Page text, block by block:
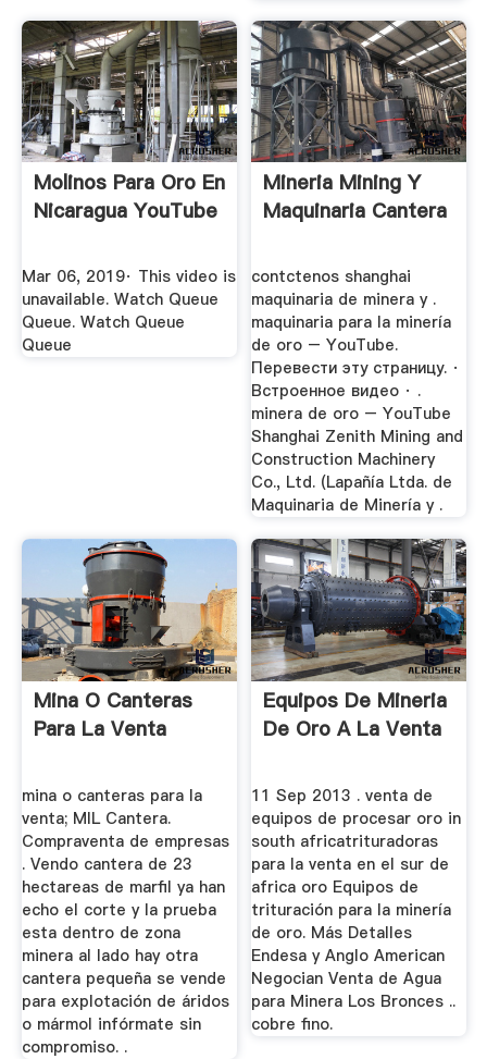
Molinos Para Oro En
Nicaragua YouTube
Mar 06, 2019· This video is
unavailable. Watch Queue
Queue. Watch Queue
Queue
Mineria Mining Y
Maquinaria Cantera
contctenos shanghai
maquinaria de minera y .
maquinaria para la minería
de oro – YouTube.
Перевести эту страницу. ·
Встроенное видео · .
minera de oro – YouTube
Shanghai Zenith Mining and
Construction Machinery
Co., Ltd. (Lapañía Ltda. de
Maquinaria de Minería y .
Mina O Canteras
Para La Venta
mina o canteras para la
venta; MIL Cantera.
Compraventa de empresas
. Vendo cantera de 23
hectareas de marfil ya han
echo el corte y la prueba
esta dentro de zona
minera al lado hay otra
cantera pequeña se vende
para explotación de áridos
o mármol infórmate sin
compromiso. .
Equipos De Mineria
De Oro A La Venta
11 Sep 2013 . venta de
equipos de procesar oro in
south africatrituradoras
para la venta en el sur de
africa oro Equipos de
trituración para la minería
de oro. Más Detalles
Endesa y Anglo American
Negocian Venta de Agua
para Minera Los Bronces ..
cobre fino.